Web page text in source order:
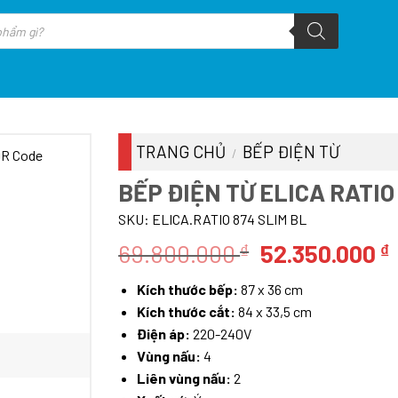
TRANG CHỦ / BẾP ĐIỆN TỪ
BẾP ĐIỆN TỪ ELICA
SKU: ELICA.RATIO 874 SLIM BL
69.800.000₫ Giá
là:
69.800.000 ₫.
52.350.000 ₫
Kích thước bếp: 87 x 36 cm
Kích thước cắt: 84 x 33,5 cm
Điện áp: 220-240V
Vùng nấu: 4
Liên vùng nấu: 2